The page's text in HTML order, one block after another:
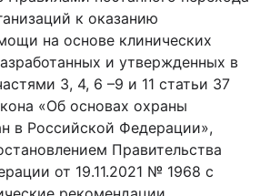
к оказанию
на основе клинических
и утвержденных в
3, 4, 6 –9 и 11 статьи 37
«Об основах охраны
в Российской Федерации»,
Правительства
от 19.11.2021 № 1968 с